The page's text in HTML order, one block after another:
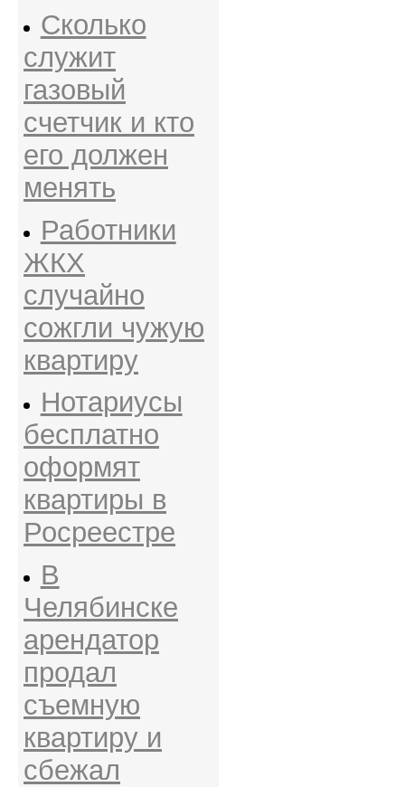
Сколько
служит
газовый
счетчик и кто
его должен
менять
Работники
ЖКХ
случайно
сожгли чужую
квартиру
Нотариусы
бесплатно
оформят
квартиры в
Росреестре
В
Челябинске
арендатор
продал
съемную
квартиру и
сбежал